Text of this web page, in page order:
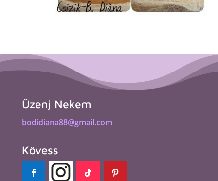
Üzenj Nekem
bodidiana88@gmail.com
Kövess